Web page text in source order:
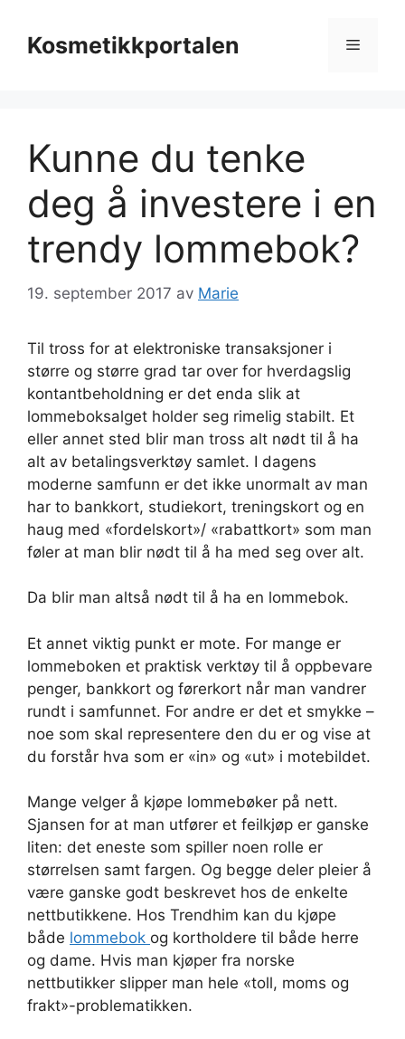
innholdKosmetikkportalen Meny
Kunne du tenke
deg å investere i en
trendy lommebok?
19. september 2017 av Marie
Til tross for at elektroniske transaksjoner i
større og større grad tar over for hverdagslig
kontantbeholdning er det enda slik at
lommeboksalget holder seg rimelig stabilt. Et
eller annet sted blir man tross alt nødt til å ha
alt av betalingsverktøy samlet. I dagens
moderne samfunn er det ikke unormalt av man
har to bankkort, studiekort, treningskort og en
haug med «fordelskort»/ «rabattkort» som man
føler at man blir nødt til å ha med seg over alt.
Da blir man altså nødt til å ha en lommebok.
Et annet viktig punkt er mote. For mange er
lommeboken et praktisk verktøy til å oppbevare
penger, bankkort og førerkort når man vandrer
rundt i samfunnet. For andre er det et smykke –
noe som skal representere den du er og vise at
du forstår hva som er «in» og «ut» i motebildet.
Mange velger å kjøpe lommebøker på nett.
Sjansen for at man utfører et feilkjøp er ganske
liten: det eneste som spiller noen rolle er
størrelsen samt fargen. Og begge deler pleier å
være ganske godt beskrevet hos de enkelte
nettbutikkene. Hos Trendhim kan du kjøpe
både lommebok og kortholdere til både herre
og dame. Hvis man kjøper fra norske
nettbutikker slipper man hele «toll, moms og
frakt»-problematikken.